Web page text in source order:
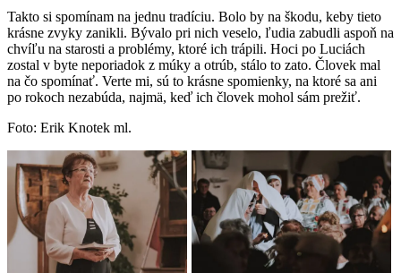
Takto si spomínam na jednu tradíciu. Bolo by na škodu, keby tieto
krásne zvyky zanikli. Bývalo pri nich veselo, ľudia zabudli aspoň na
chvíľu na starosti a problémy, ktoré ich trápili. Hoci po Luciách
zostal v byte neporiadok z múky a otrúb, stálo to zato. Človek mal
na čo spomínať. Verte mi, sú to krásne spomienky, na ktoré sa ani
po rokoch nezabúda, najmä, keď ich človek mohol sám prežiť.
Foto: Erik Knotek ml.